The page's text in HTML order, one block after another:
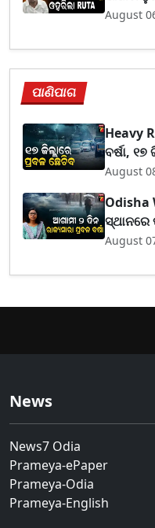
August
ପାଣିପାଗ
Heavy
ବର୍ଷା,
August
Odisha
August
News
News7 Odia
Prameya-ePaper
Prameya-Odia
Prameya-English